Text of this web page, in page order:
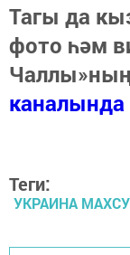
Тагы да
фото һәм
каналында
Теги:
УКРАИНА